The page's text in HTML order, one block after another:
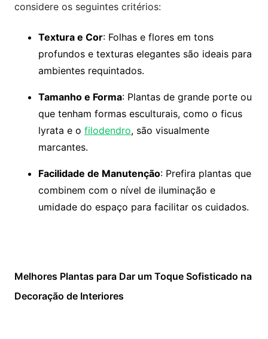
considere os seguintes critérios:
Textura e Cor: Folhas e flores em tons
profundos e texturas elegantes são ideais para
ambientes requintados.
Tamanho e Forma: Plantas de grande porte ou
que tenham formas esculturais, como o ficus
lyrata e o filodendro, são visualmente
marcantes.
Facilidade de Manutenção: Prefira plantas que
combinem com o nível de iluminação e
umidade do espaço para facilitar os cuidados.
Melhores Plantas para Dar um Toque Sofisticado na
Decoração de Interiores